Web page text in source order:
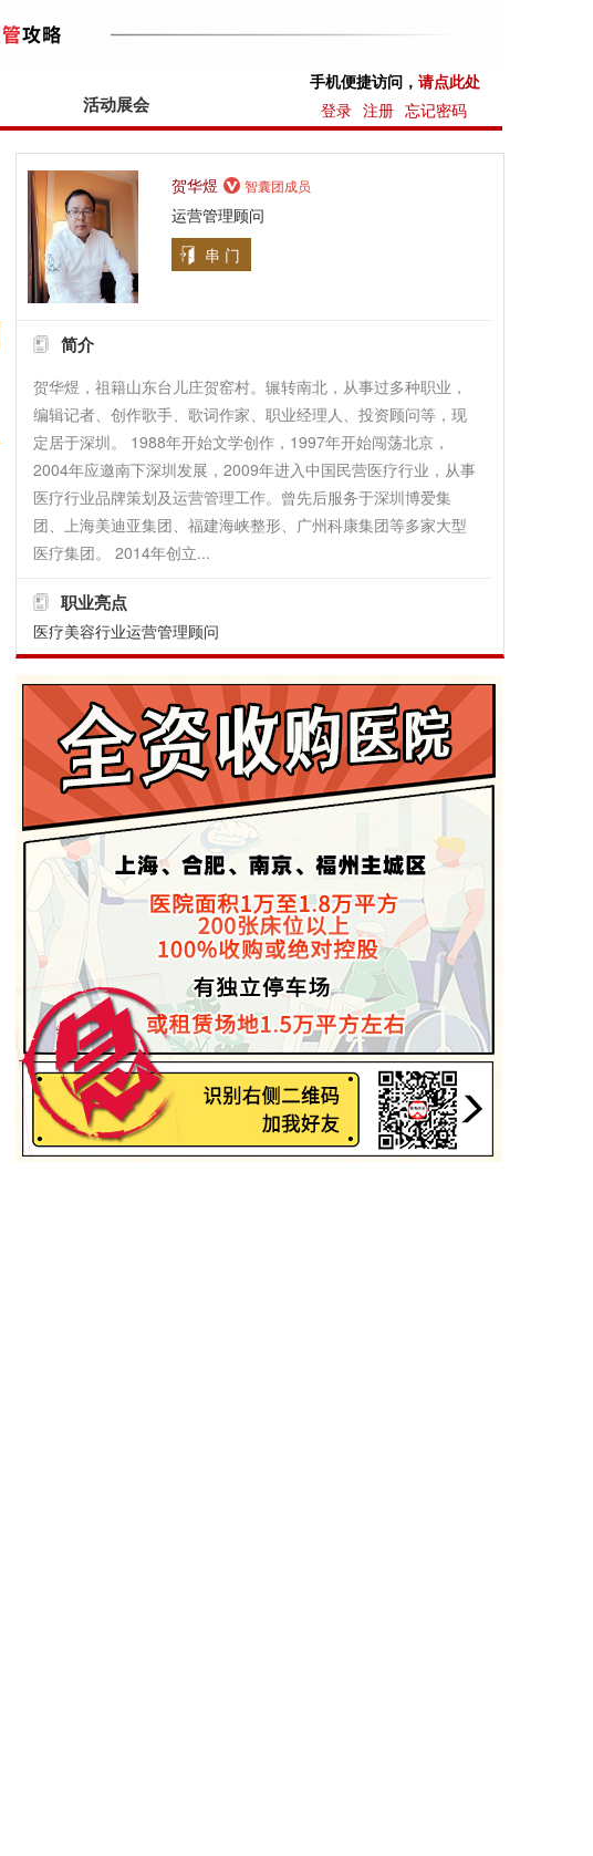
活动展会
手机便捷访问， 请点此处
登录 注册 忘记密码
贺华煜 智囊团成员
运营管理顾问
串 门
简介
贺华煜，祖籍山东台儿庄贺窑村。辗转南北，从事过多种职业，
编辑记者、创作歌手、歌词作家、职业经理人、投资顾问等，现
定居于深圳。 1988年开始文学创作，1997年开始闯荡北京，
2004年应邀南下深圳发展，2009年进入中国民营医疗行业，从事
医疗行业品牌策划及运营管理工作。曾先后服务于深圳博爱集
团、上海美迪亚集团、福建海峡整形、广州科康集团等多家大型
医疗集团。 2014年创立...
职业亮点
医疗美容行业运营管理顾问